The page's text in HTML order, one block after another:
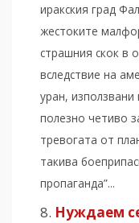
иракския град
жестоките
страшния скок в
вследствие на
уран,
полезно четиво
тревогата от
такива
пропаганда”...
Нуждаем